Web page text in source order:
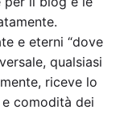
e eterni “dove
qualsiasi
riceve lo
comodità dei